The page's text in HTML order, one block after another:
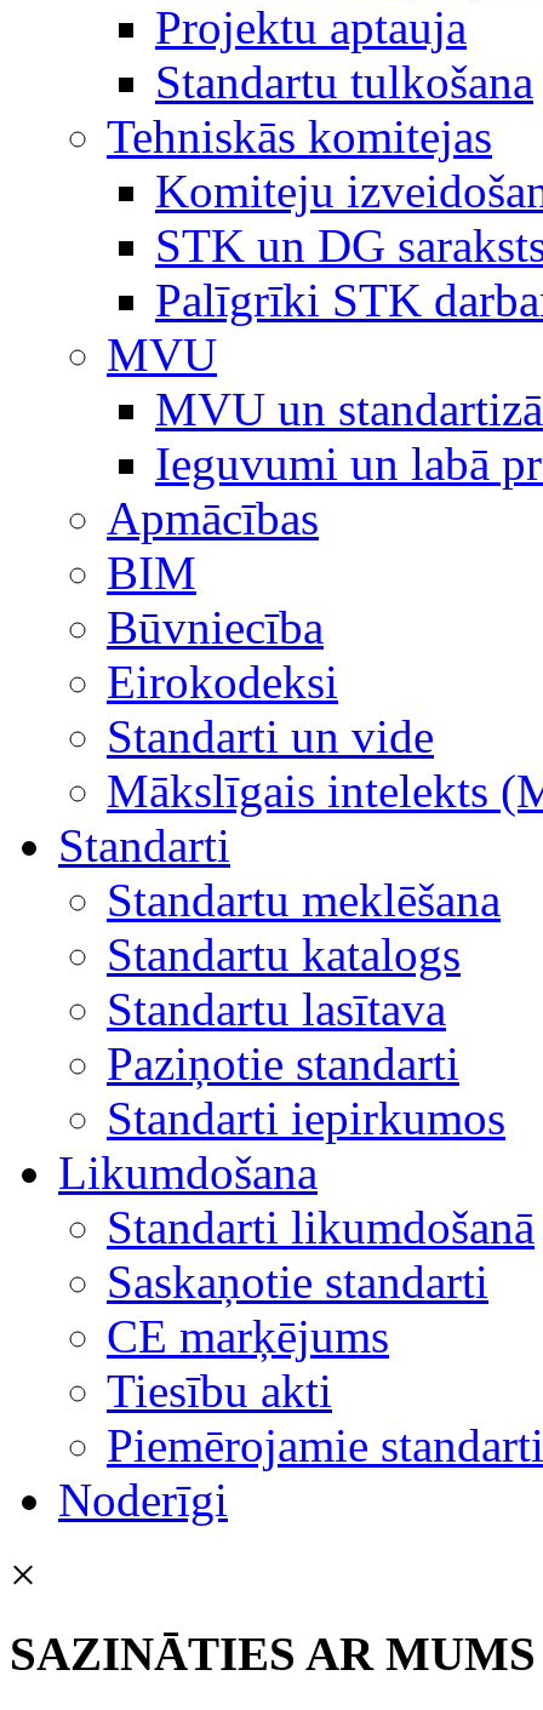
Projektu aptauja
Standartu tulkošana
Tehniskās komitejas
Komiteju
STK un DG
Palīgrīki STK
MVU
MVU un
Ieguvumi un labā
Apmācības
BIM
Būvniecība
Eirokodeksi
Standarti un vide
Mākslīgais intelekts
Standarti
Standartu meklēšana
Standartu katalogs
Standartu lasītava
Paziņotie standarti
Standarti iepirkumos
Likumdošana
Standarti likumdošanā
Saskaņotie standarti
CE marķējums
Tiesību akti
Piemērojamie standarti
Noderīgi
×
SAZINĀTIES AR MUMS